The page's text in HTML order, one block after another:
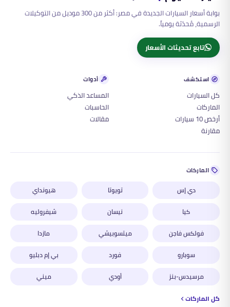
بوابة أسعار السيارات الجديدة في مصر: أكثر من 300 موديل من التوكيلات
الرسمية، مُحدّثة يومياً.
تابع تحديثات الأسعار
استكشف
كل السيارات
الماركات
أرخص 10 سيارات
مقارنة
أدوات
المساعد الذكي
الحاسبات
مقالات
الماركات
دي إس تويوتا
هيونداي
كيا
نيسان
شيفروليه
فولكس فاجن
ميتسوبيشي
مازدا
سوبارو
فورد
بي إم دبليو
مرسيدس-بنز
أودي
ميني
كل الماركات